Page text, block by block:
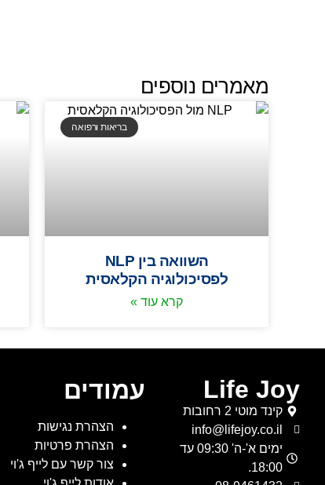
מאמרים נוספים
בריאות ורפואה
השוואה בין NLP
לפסיכולוגיה הקלאסית
קרא עוד »
Life Joy
קינד מוטי 2 רחובות
info@lifejoy.co.il
ימים א'-ה' 09:30 עד
18:00.
עמודים
הצהרת נגישות
הצהרת פרטיות
צור קשר עם לייף ג'וי